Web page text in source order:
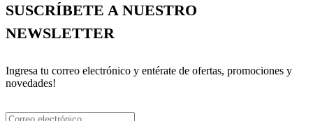
SUSCRÍBETE A NUESTRO
NEWSLETTER
Ingresa tu correo electrónico y entérate de ofertas, promociones y
novedades!